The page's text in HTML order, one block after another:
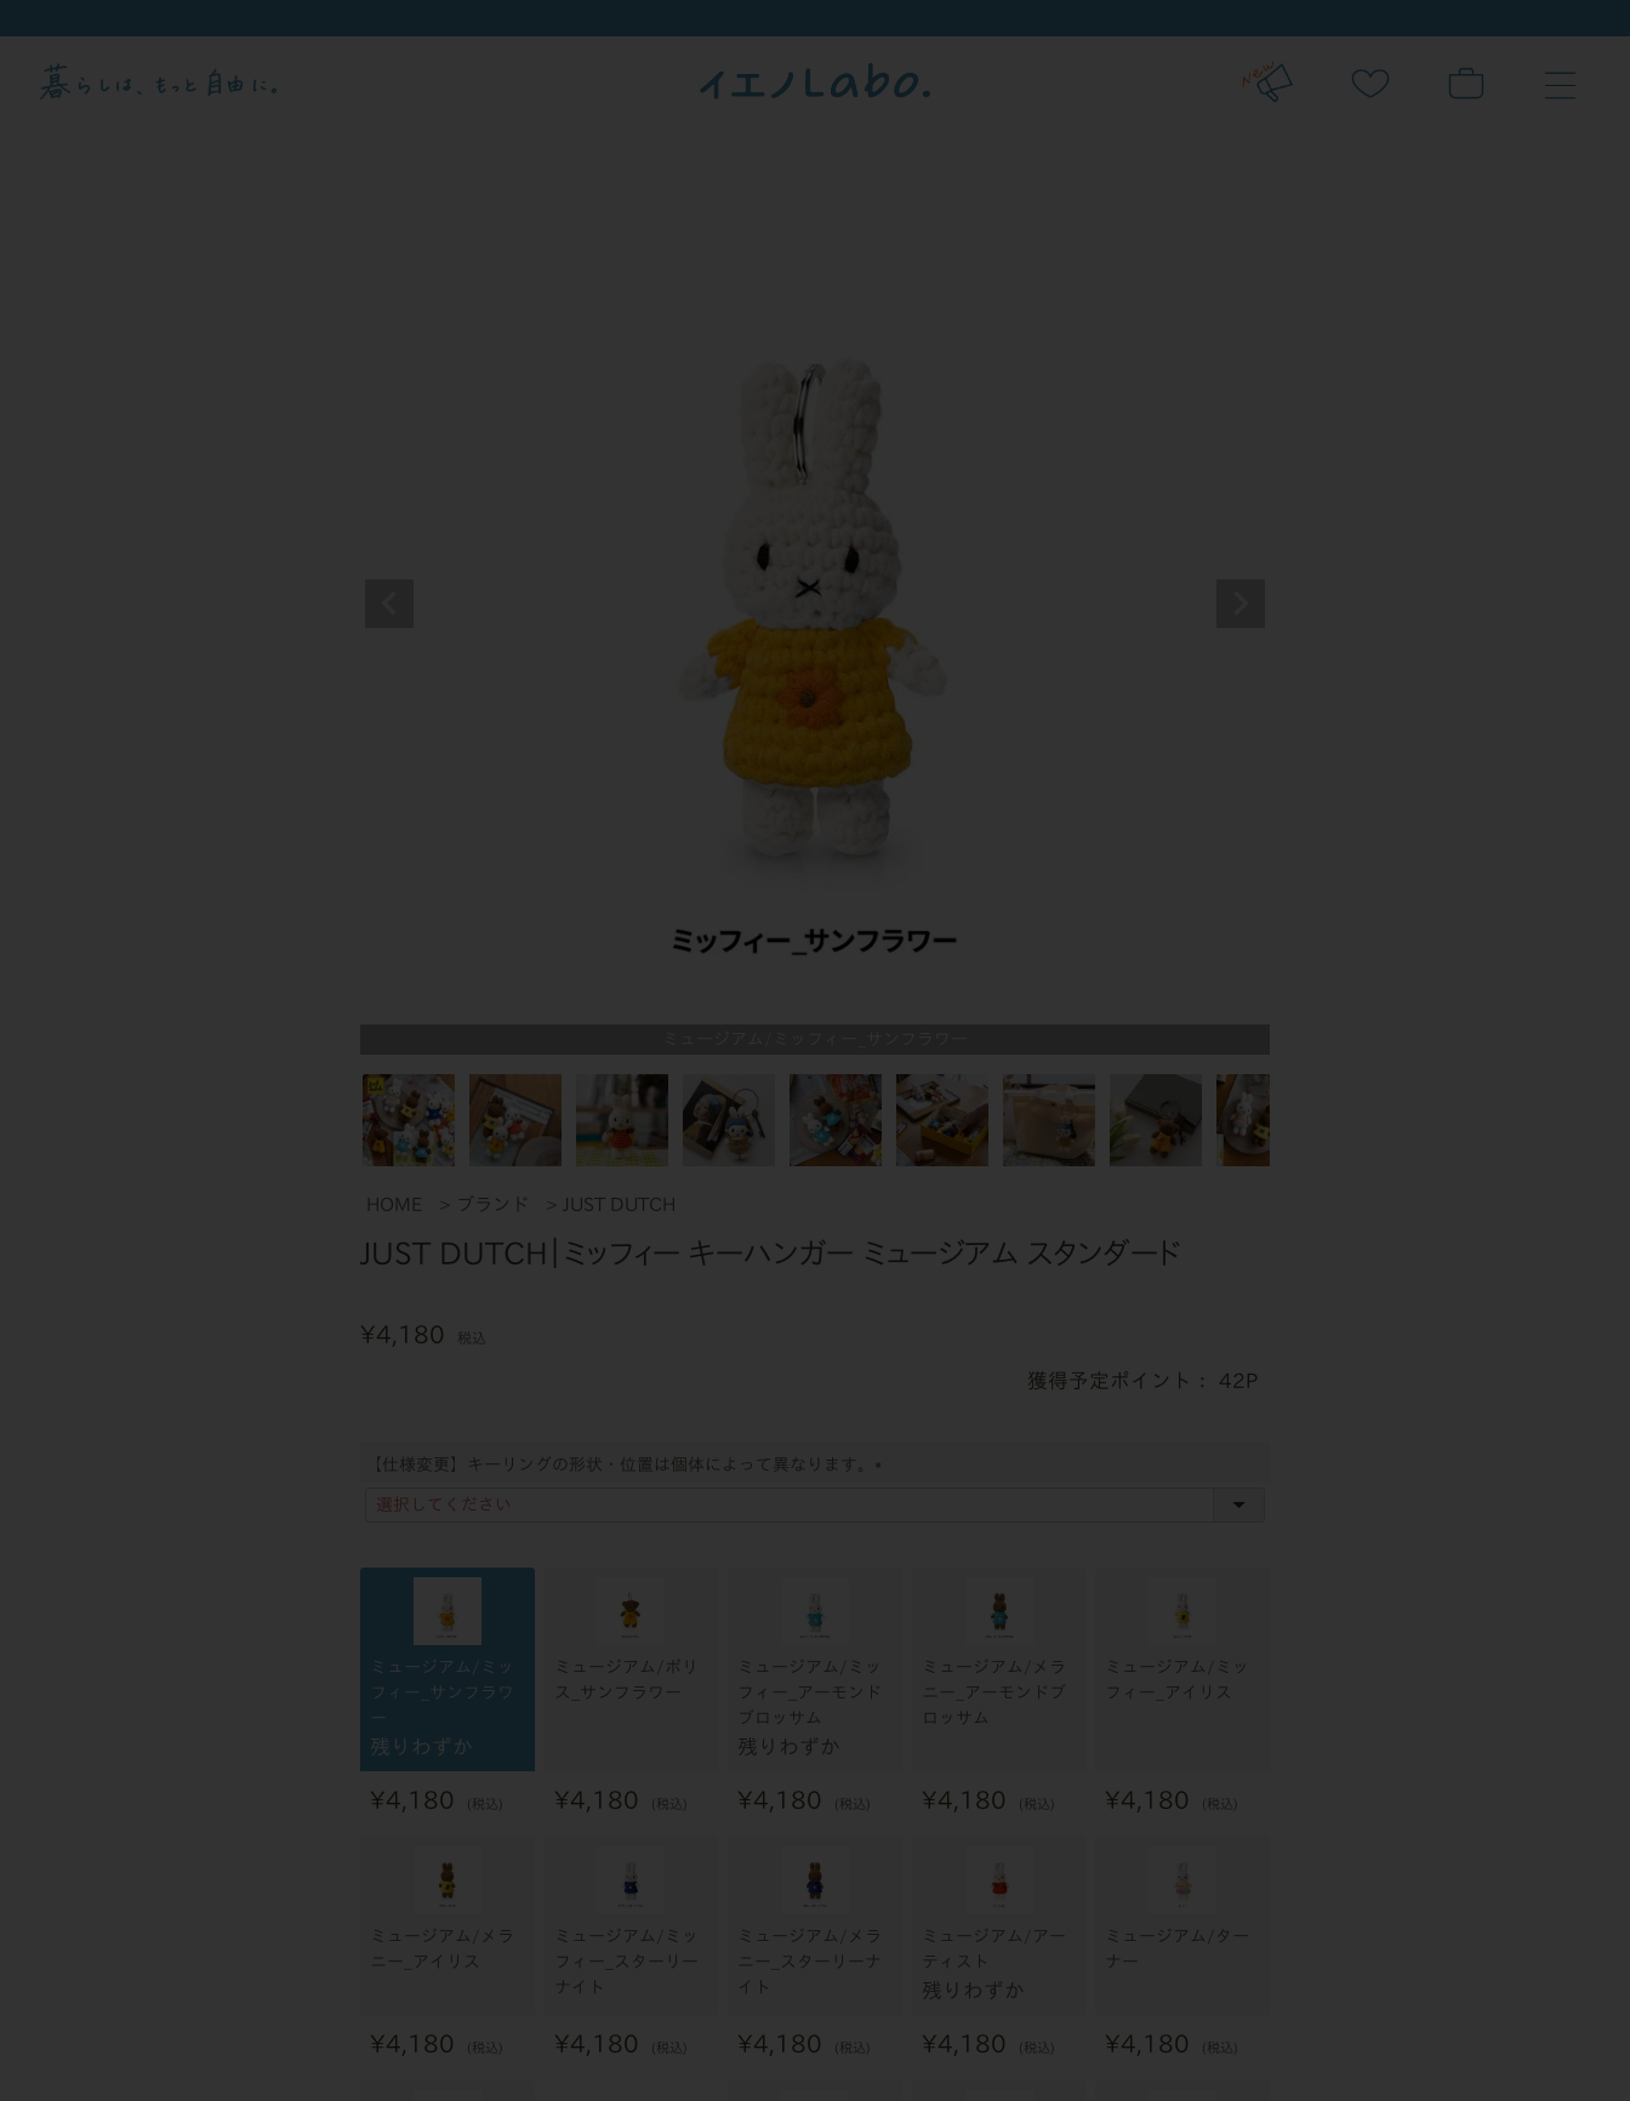
HOME ブランド JUST DUTCH
JUST DUTCH｜ミッフィー キーハンガー ミュージアム スタンダード
¥4,180 税込
42
【仕様変更】キーリングの形状・位置は個体によって異なります。
ミュージアム/ミッ
フィー_サンフラワ
ー
残りわずか
¥4,180 税込
ミュージアム/ボリ
ス_サンフラワー
¥4,180 税込
ミュージアム/ミッ
フィー_アーモンド
ブロッサム
残りわずか
¥4,180 税込
ミュージアム/メラ
ニー_アーモンドブ
ロッサム
¥4,180 税込
ミュージアム/ミッ
フィー_アイリス
¥4,180 税込
ミュージアム/メラ
ニー_アイリス
¥4,180 税込
ミュージアム/ミッ
フィー_スターリー
ナイト
¥4,180 税込
ミュージアム/メラ
ニー_スターリーナ
イト
¥4,180 税込
ミュージアム/アー
ティスト
残りわずか
¥4,180 税込
ミュージアム/ター
ナー
¥4,180 税込